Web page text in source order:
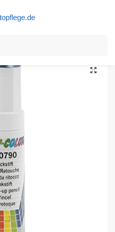
601422 Lackstift Auto-Color blau metallic 20-0790 12ml, Blue